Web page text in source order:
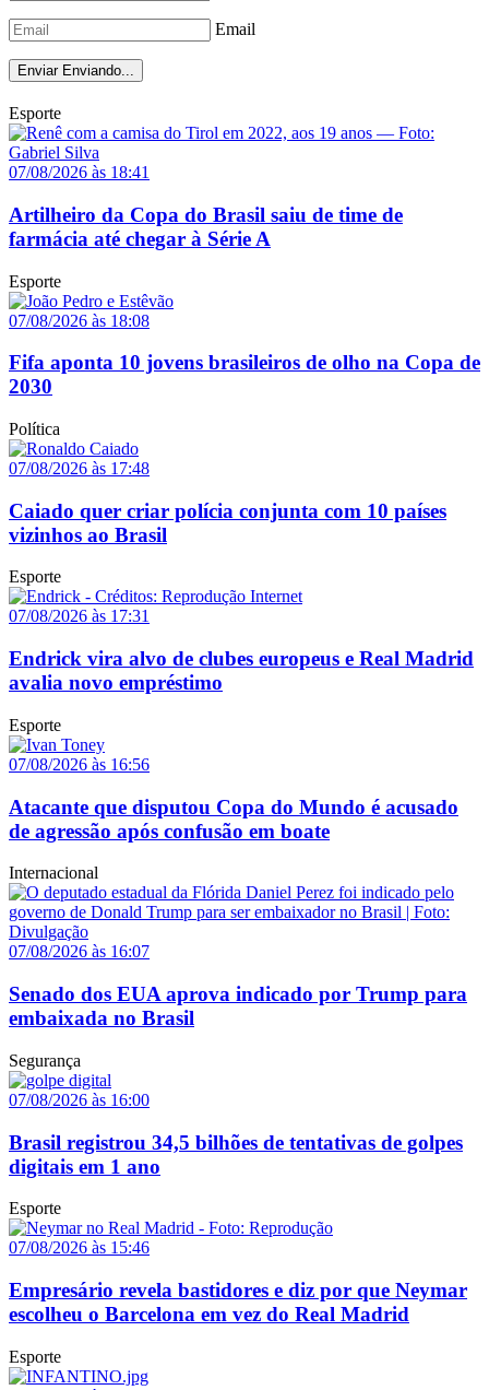
Email
Enviar Enviando...
Esporte
07/08/2026 às 18:41
Artilheiro da Copa do Brasil saiu de time de
farmácia até chegar à Série A
Esporte
07/08/2026 às 18:08
Fifa aponta 10 jovens brasileiros de olho na Copa de
2030
Política
07/08/2026 às 17:48
Caiado quer criar polícia conjunta com 10 países
vizinhos ao Brasil
Esporte
07/08/2026 às 17:31
Endrick vira alvo de clubes europeus e Real Madrid
avalia novo empréstimo
Esporte
07/08/2026 às 16:56
Atacante que disputou Copa do Mundo é acusado
de agressão após confusão em boate
Internacional
07/08/2026 às 16:07
Senado dos EUA aprova indicado por Trump para
embaixada no Brasil
Segurança
07/08/2026 às 16:00
Brasil registrou 34,5 bilhões de tentativas de golpes
digitais em 1 ano
Esporte
07/08/2026 às 15:46
Empresário revela bastidores e diz por que Neymar
escolheu o Barcelona em vez do Real Madrid
Esporte